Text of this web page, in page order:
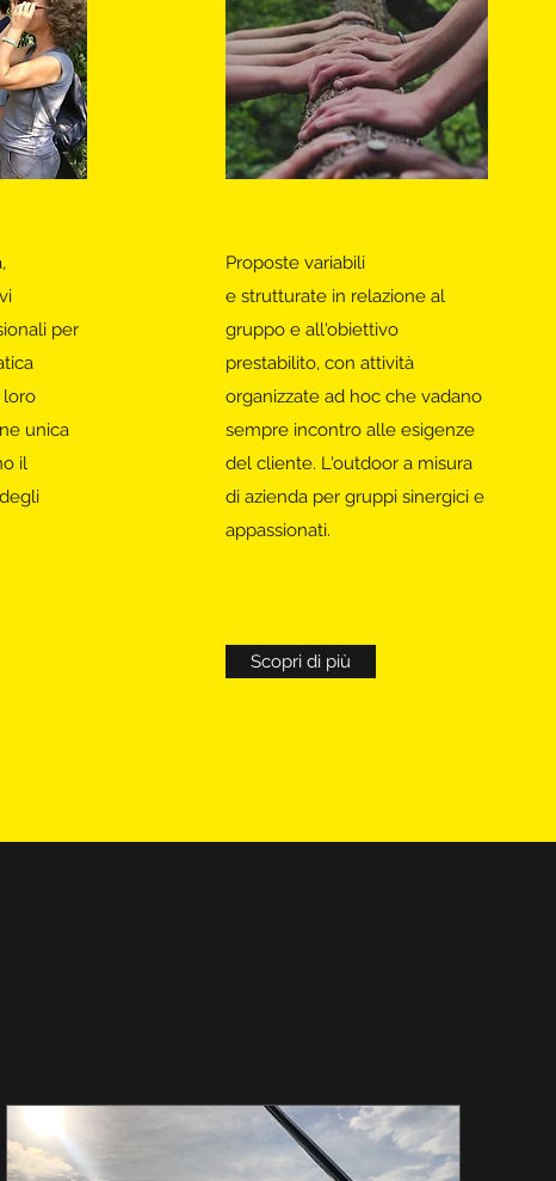
per
loro
unica
il
Proposte variabili
e strutturate in relazione al
gruppo e all'obiettivo
prestabilito, con attività
organizzate ad hoc che vadano
sempre incontro alle esigenze
del cliente. L'outdoor a misura
di azienda per gruppi sinergici e
appassionati.
Scopri di più